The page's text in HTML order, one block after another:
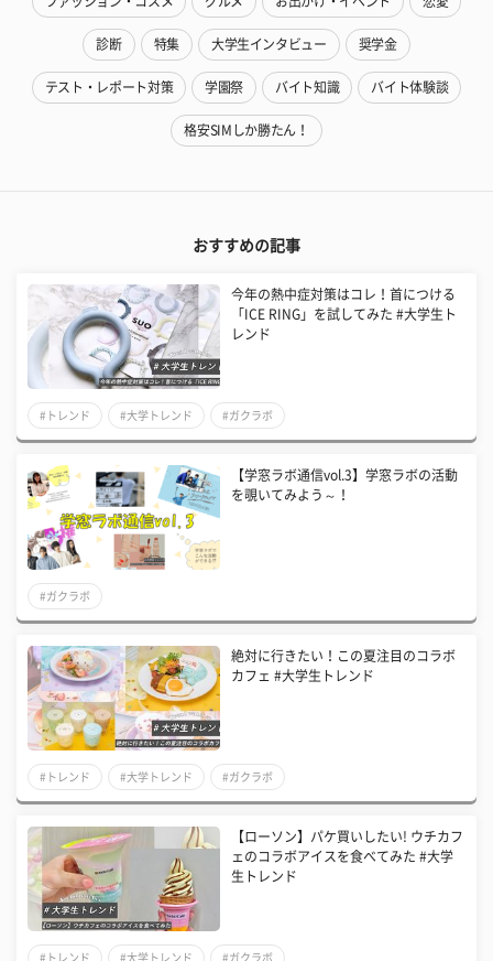
診断 特集 大学生インタビュー 奨学金
テスト・レポート対策 学園祭 バイト知識 バイト体験談
格安SIMしか勝たん！
おすすめの記事
今年の熱中症対策はコレ！首につける
「ICE RING」を試してみた #大学生ト
レンド
#トレンド #大学トレンド #ガクラボ
【学窓ラボ通信vol.3】学窓ラボの活動
を覗いてみよう～！
#ガクラボ
絶対に行きたい！この夏注目のコラボ
カフェ #大学生トレンド
#トレンド #大学トレンド #ガクラボ
【ローソン】パケ買いしたい! ウチカフ
ェのコラボアイスを食べてみた #大学
生トレンド
#トレンド #大学トレンド #ガクラボ